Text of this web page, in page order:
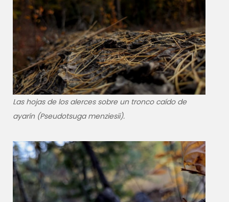
Las hojas de los alerces sobre un tronco caído de
ayarín (Pseudotsuga menziesii).